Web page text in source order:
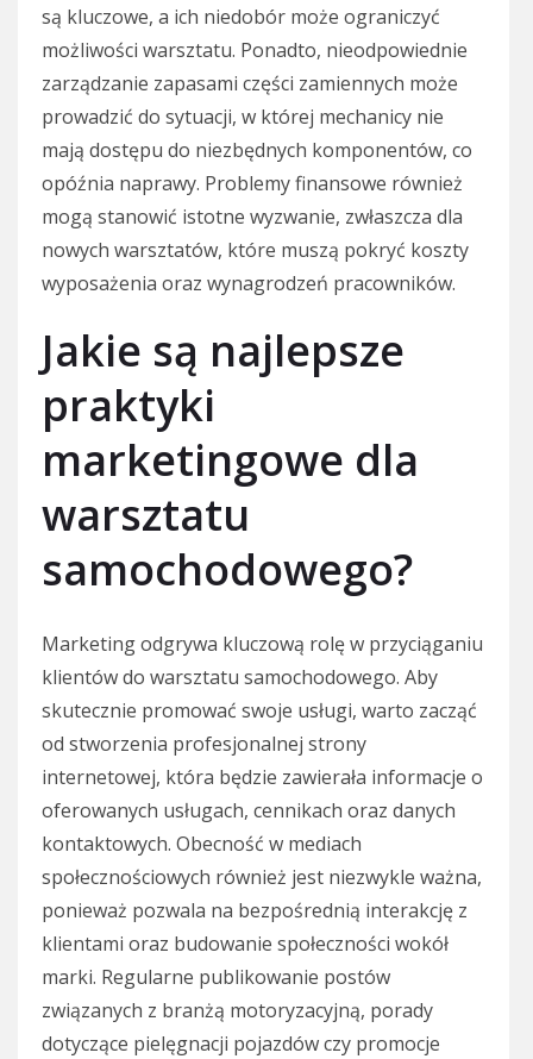
są kluczowe, a ich niedobór może ograniczyć
możliwości warsztatu. Ponadto, nieodpowiednie
zarządzanie zapasami części zamiennych może
prowadzić do sytuacji, w której mechanicy nie
mają dostępu do niezbędnych komponentów, co
opóźnia naprawy. Problemy finansowe również
mogą stanowić istotne wyzwanie, zwłaszcza dla
nowych warsztatów, które muszą pokryć koszty
wyposażenia oraz wynagrodzeń pracowników.
Jakie są najlepsze
praktyki
marketingowe dla
warsztatu
samochodowego?
Marketing odgrywa kluczową rolę w przyciąganiu
klientów do warsztatu samochodowego. Aby
skutecznie promować swoje usługi, warto zacząć
od stworzenia profesjonalnej strony
internetowej, która będzie zawierała informacje o
oferowanych usługach, cennikach oraz danych
kontaktowych. Obecność w mediach
społecznościowych również jest niezwykle ważna,
ponieważ pozwala na bezpośrednią interakcję z
klientami oraz budowanie społeczności wokół
marki. Regularne publikowanie postów
związanych z branżą motoryzacyjną, porady
dotyczące pielęgnacji pojazdów czy promocje